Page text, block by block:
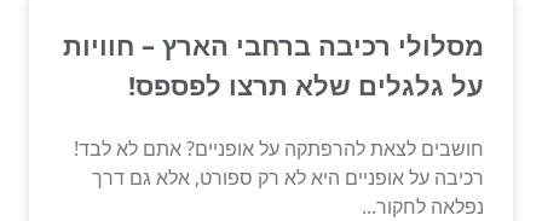
מסלולי רכיבה ברחבי הארץ – חוויות
על גלגלים שלא תרצו לפספס!
חושבים לצאת להרפתקה על אופניים? אתם לא לבד!
רכיבה על אופניים היא לא רק ספורט, אלא גם דרך
נפלאה לחקור...